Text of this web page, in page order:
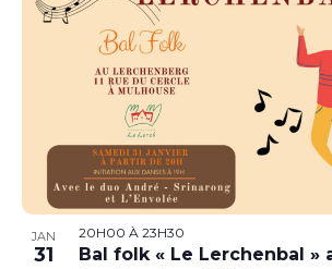
JAN
31
20H00 À 23H30
Bal folk « Le Lerchenbal »